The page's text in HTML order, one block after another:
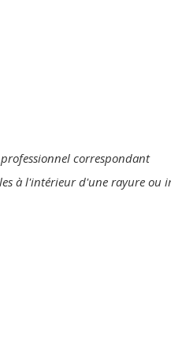
correspondant
à l'intérieur d'une rayure ou